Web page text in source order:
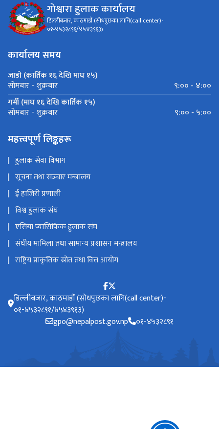
गोश्वारा हुलाक कार्यालय
डिल्लीबजार, काठमाडौं (सोधपुछका लागि(call center)-
०१-४५३२८९१/४५४३९१३)
कार्यालय समय
जाडो (कार्तिक १६ देखि माघ १५)
सोमबार - शुक्रबार
९:०० - ४:००
गर्मी (माघ १६ देखि कार्तिक १५)
सोमबार - शुक्रबार ९:०० - ५:००
महत्त्वपूर्ण लिङ्कहरू
हुलाक सेवा विभाग
सूचना तथा सञ्‍चार मन्त्रालय
ई हाजिरी प्रणाली
विश्व हुलाक संघ
एसिया प्यासिफिक हुलाक संघ
संघीय मामिला तथा सामान्य प्रशासन मन्त्रालय
राष्ट्रिय प्राकृतिक स्रोत तथा वित्त आयोग
डिल्लीबजार, काठमाडौं (सोधपुछका लागि(call center)-
०१-४५३२८९१/४५४३९१३)
gpo@nepalpost.gov.np
०१-४५३२८९१